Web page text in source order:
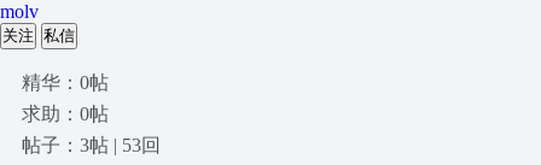
molv
关注 私信
精华：0帖
求助：0帖
帖子：3帖 | 53回